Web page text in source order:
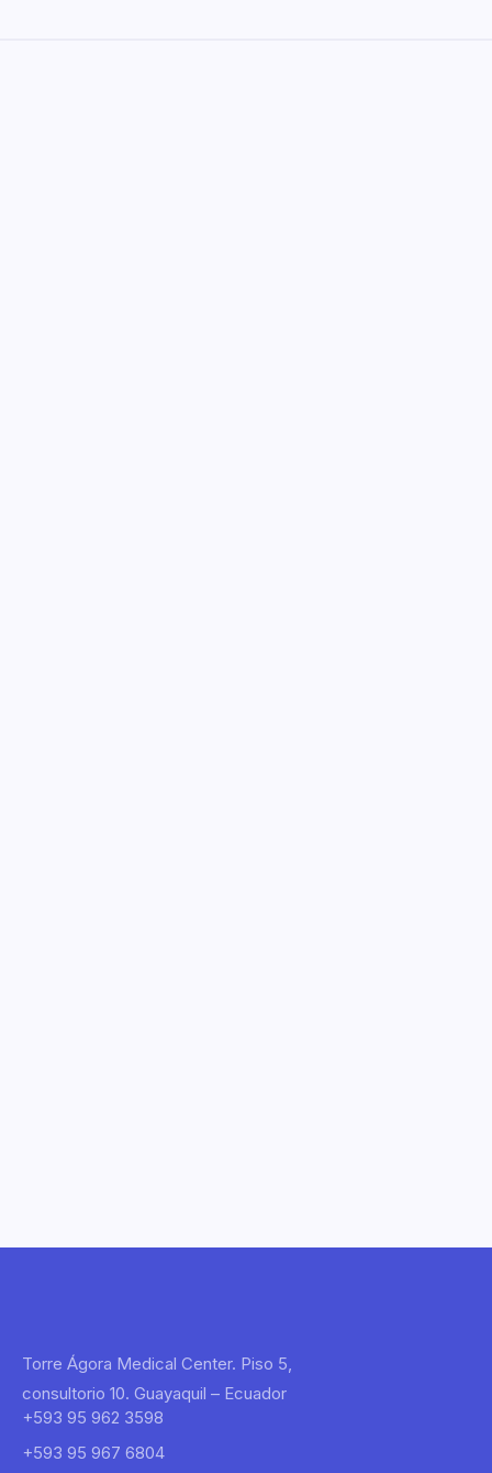
Torre Ágora Medical Center. Piso 5,
consultorio 10. Guayaquil – Ecuador
‪+593 95 962 3598
‪+593 95 967 6804